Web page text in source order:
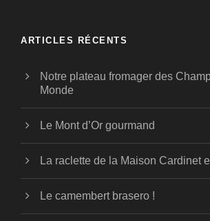
ARTICLES RÉCENTS
Notre plateau fromager des
Monde
Le Mont d’Or gourmand
La raclette de la Maison Cardinet
Le camembert brasero !